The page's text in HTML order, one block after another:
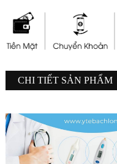
CHI TIẾT SẢN PHẨM